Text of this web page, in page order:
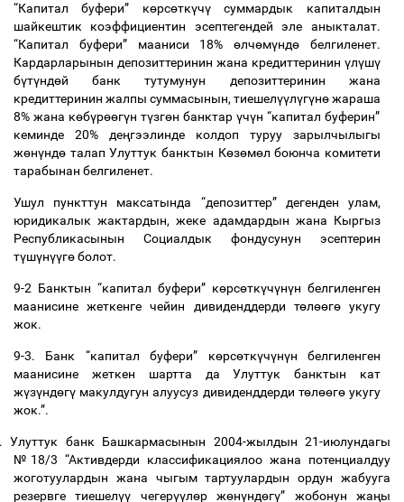
“Капитал буфери” көрсөткүчү суммардык
капиталдын
шайкештик
коэффициентин эсептегендей эле аныкталат.
“Капитал буфери” мааниси 18%өлчөмүндө белгиленет.
Кардарларынын депозиттеринин жана кредиттеринин үлүшү
бүтүндөй банк тутумунун депозиттеринин
жана
кредиттеринин жалпы суммасынын, тиешелүүлүгүнөжараша
8% жана көбүрөөгүн түзгөн банктар үчүн “капитал буферин”
кеминде 20% деңгээлинде колдоп туруу
зарылчылыгы
жөнүндө талап Улуттук банктын Көзөмөл боюнча комитети
тарабынан белгиленет.
Ушул пункттун максатында “депозиттер” дегенден улам,
юридикалык жактардын,жеке адамдардын жана Кыргыз
Республикасынын
Социалдык фондусунун
эсептерин
түшүнүүгөболот.
9-2 Банктын “капитал буфери” көрсөткүчүнүн белгиленген
маанисине жеткенге чейин дивиденддерди төлөөгө укугу
жок.
9-3. Банк “капитал буфери” көрсөткүчүнүн
белгиленген
маанисине
жеткен шартта да Улуттук банктын
кат
жүзүндөгү макулдугун алуусуз дивиденддерди төлөөгө укугу
жок.”.
Улуттук банк Башкармасынын 2004-жылдын 21-июлундагы
№ 18/3 “Активдерди классификациялоо жана
потенциалдуу
жоготуулардын
жана чыгым тартуулардын ордун
жабууга
резервге
тиешелүү чегерүүлөр жөнүндөгү” жобонун жаңы